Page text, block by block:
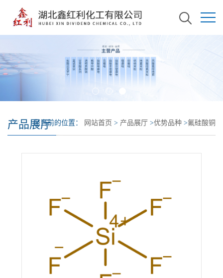
产品展厅您当前的位置： 网站首页 > 产品展厅 >优势品种 >氟硅酸铜